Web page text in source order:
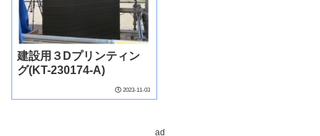
建設用３Dプリンティン
グ(KT-230174-A)
2023-11-03
ad